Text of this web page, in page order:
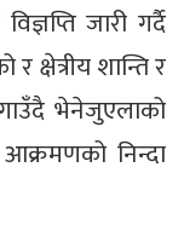
जारी गर्दै
क्षेत्रीय शान्ति र
भेनेजुएलाको
निन्दा